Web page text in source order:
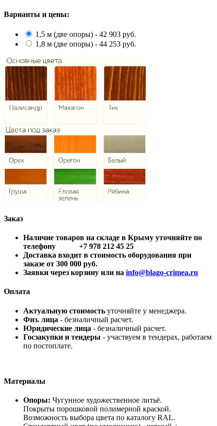
Варианты и цены:
1,5 м (две опоры) - 42 903 руб.
1,8 м (две опоры) - 44 253 руб.
Заказ
Наличие товаров на складе в Крыму уточняйте по
телефону +7 978 212 45 25
Доставка входит в стоимость оборудования при
заказе от 300 000 руб.
Заявки через корзину или на info@blago-crimea.ru
Оплата
Актуальную стоимость уточняйте у менеджера.
Физ. лица - безналичный расчет.
Юридические лица - безналичный расчет.
Госзакупки и тендеры - участвуем в тендерах, работаем
по постоплате.
Материалы
Опоры: Чугунное художественное литьё.
Покрыты порошковой полимерной краской.
Возможность выбора цвета по каталогу RAL.